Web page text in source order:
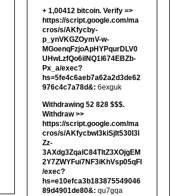
+ 1,00412 bitсоin. Verify =>
https://script.google.com/ma
cros/s/AKfycby-
p_ynVKGZOymV-w-
MGoenqFzjoApHYPqurDLV0
UHwLzfQo6ilNQ1l674EBZb-
Px_a/exec?
hs=5fe4c6aeb7a62a2d3de62
976c4c7a78d&: 6exguk
Withdrawing 52 828 $$$.
Withdrаw >>
https://script.google.com/ma
cros/s/AKfycbwl3kiSjlt530I3l
Zz-
3AXdg3ZqalC84TltZ3XOjgEM
2Y7ZWYFui7NF3iKhVsp05qFl
/exec?
hs=e10efca3b183875549046
89d4901de80&: qu7gqa